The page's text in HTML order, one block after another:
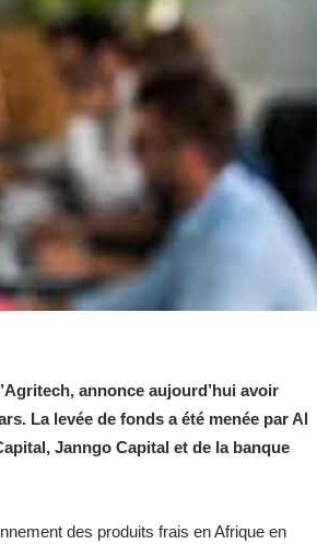
annonce aujourd’hui avoir
La levée de fonds a été menée par Al
Janngo Capital et de la banque
des produits frais en Afrique en